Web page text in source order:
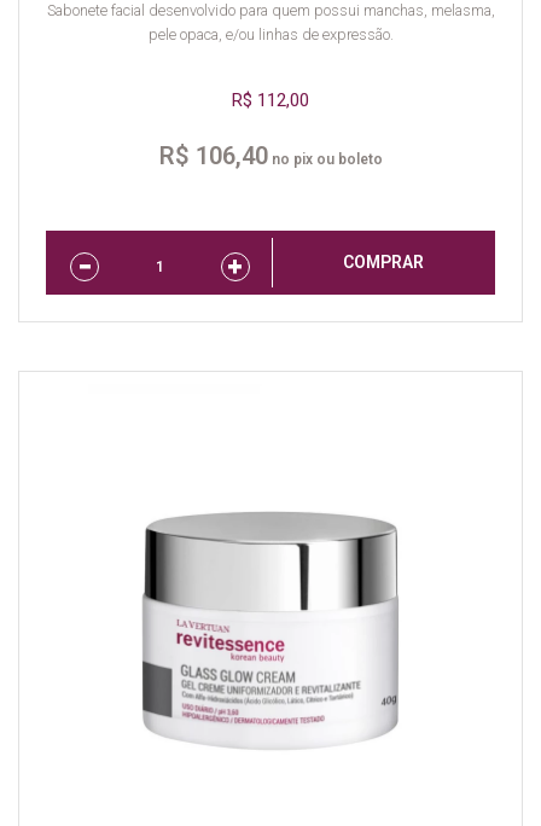
Sabonete facial desenvolvido para quem possui manchas, melasma,
pele opaca, e/ou linhas de expressão.
R$ 112,00
R$ 106,40no pix ou boleto
COMPRAR